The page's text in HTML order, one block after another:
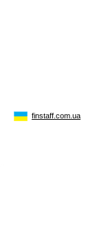
finstaff.com.ua